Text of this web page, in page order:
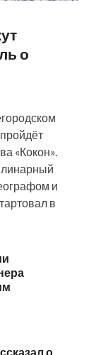
о
«Кокон».
и
в
о